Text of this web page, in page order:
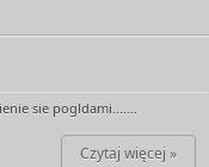
sie pogldami.......
Czytaj więcej »